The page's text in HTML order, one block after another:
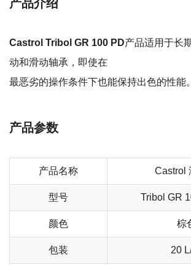
产品介绍
Castrol Tribol GR 100 PD产品适用于长
动和滑动轴承，即使在
最恶劣的操作条件下也能保持出色的性能。
产品参数
产品名称 Castrol
型号 Tribol GR
颜色 棕
包装 20